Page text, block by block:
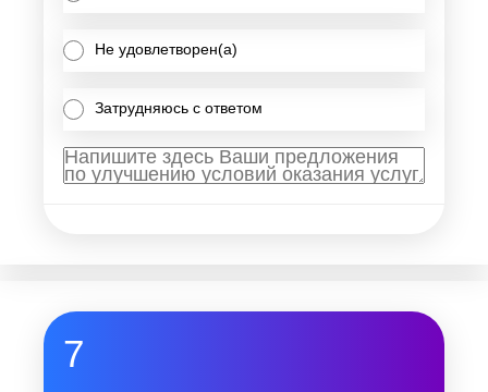
Не удовлетворен(а)
Затрудняюсь с ответом
7